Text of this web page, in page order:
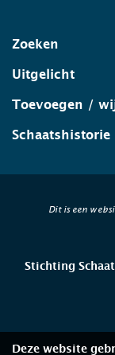
Zoeken
Uitgelicht
Toevoegen /
Schaatshistorie
Dit is een
Stichting
Deze website